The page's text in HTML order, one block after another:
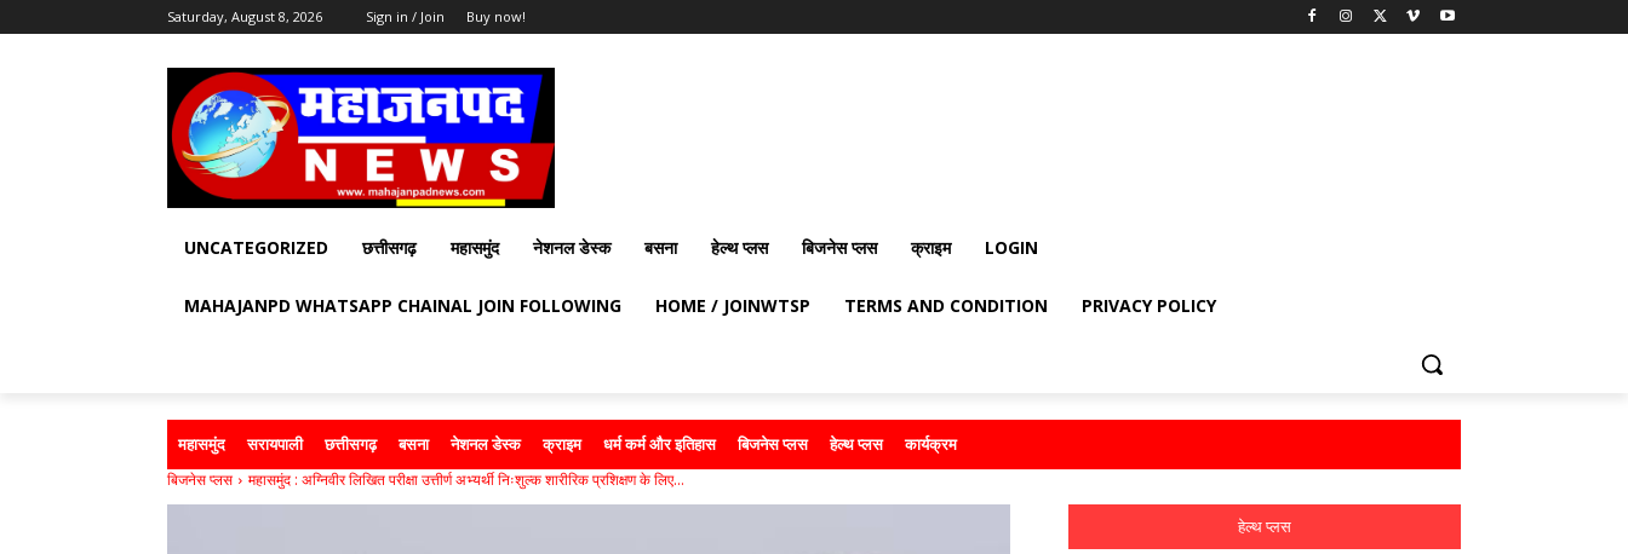
Saturday, August 8, 2026 Sign in / Join Buy now!
UNCATEGORIZED छत्तीसगढ़ महासमुंद नेशनल डेस्क बसना हेल्थ प्लस बिजनेस प्लस क्राइम LOGIN
MAHAJANPD WHATSAPP CHAINAL JOIN FOLLOWING HOME / JOINWTSP TERMS AND CONDITION PRIVACY POLICY
महासमुंद सरायपाली छत्तीसगढ़ बसना नेशनल डेस्क क्राइम धर्म कर्म और इतिहास बिजनेस प्लस हेल्थ प्लस कार्यक्रम
बिजनेस प्लस महासमुंद : अग्निवीर लिखित परीक्षा उत्तीर्ण अभ्यर्थी निःशुल्क शारीरिक प्रशिक्षण के लिए...
हेल्थ प्लस